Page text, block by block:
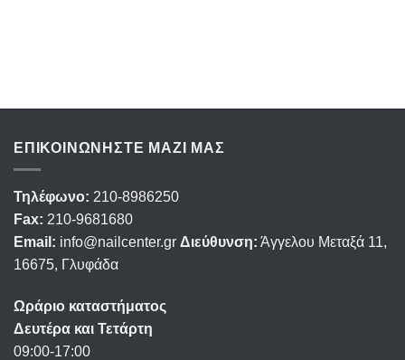
ΕΠΙΚΟΙΝΩΝΉΣΤΕ ΜΑΖΊ ΜΑΣ
Τηλέφωνο: 210-8986250
Fax: 210-9681680
Email: info@nailcenter.gr Διεύθυνση: Άγγελου Μεταξά 11,
16675, Γλυφάδα
Ωράριο καταστήματος
Δευτέρα και Τετάρτη
09:00-17:00